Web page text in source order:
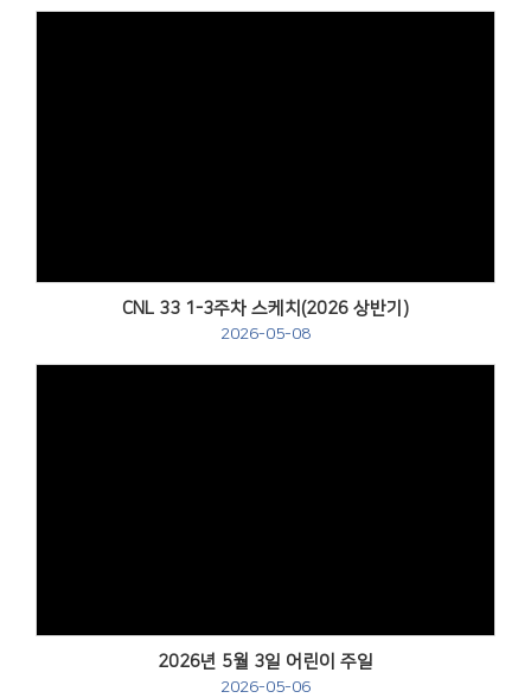
CNL 33 1-3주차 스케치(2026 상반기)
2026-05-08
2026년 5월 3일 어린이 주일
2026-05-06